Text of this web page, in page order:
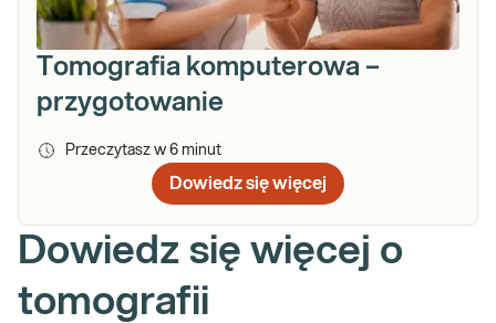
Tomografia komputerowa –
przygotowanie
Przeczytasz w 6 minut
Dowiedz się więcej
Dowiedz się więcej o
tomografii